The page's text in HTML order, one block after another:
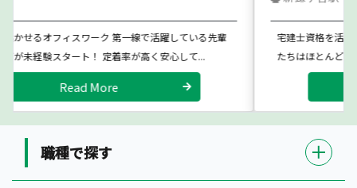
宅建士資格を活かせるオフィスワーク 第一線で活躍している先輩
たちはほとんどが未経験スタート！ 定着率が高く安心して...
Read More
職種で探す